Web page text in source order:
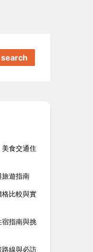
search
食交通住
旅遊指南
格比較與實
指南與挑
線與必訪